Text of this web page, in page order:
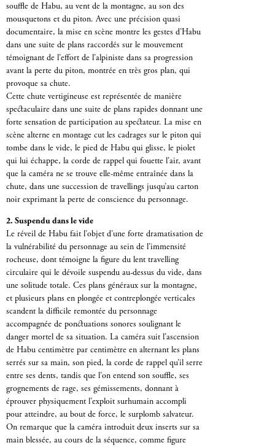
souffle de Habu, au vent de la montagne, au son des
mousquetons et du piton. Avec une précision quasi
documentaire, la mise en scène montre les gestes d’Habu
dans une suite de plans raccordés sur le mouvement
témoignant de l’effort de l’alpiniste dans sa progression
avant la perte du piton, montrée en très gros plan, qui
provoque sa chute.
Cette chute vertigineuse est représentée de manière
spectaculaire dans une suite de plans rapides donnant une
forte sensation de participation au spectateur. La mise en
scène alterne en montage cut les cadrages sur le piton qui
tombe dans le vide, le pied de Habu qui glisse, le piolet
qui lui échappe, la corde de rappel qui fouette l’air, avant
que la caméra ne se trouve elle-même entraînée dans la
chute, dans une succession de travellings jusqu’au carton
noir exprimant la perte de conscience du personnage.
2. Suspendu dans le vide
Le réveil de Habu fait l’objet d’une forte dramatisation de
la vulnérabilité du personnage au sein de l’immensité
rocheuse, dont témoigne la figure du lent travelling
circulaire qui le dévoile suspendu au-dessus du vide, dans
une solitude totale. Ces plans généraux sur la montagne,
et plusieurs plans en plongée et contreplongée verticales
scandent la difficile remontée du personnage
accompagnée de ponctuations sonores soulignant le
danger mortel de sa situation. La caméra suit l’ascension
de Habu centimètre par centimètre en alternant les plans
serrés sur sa main, son pied, la corde de rappel qu’il serre
entre ses dents, tandis que l’on entend son souffle, ses
grognements de rage, ses gémissements, donnant à
éprouver physiquement l’exploit surhumain accompli
pour atteindre, au bout de force, le surplomb salvateur.
On remarque que la caméra introduit deux inserts sur sa
main blessée, au cours de la séquence, comme figure